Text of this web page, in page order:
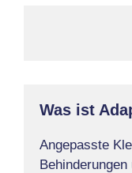
Was ist
Angepasste